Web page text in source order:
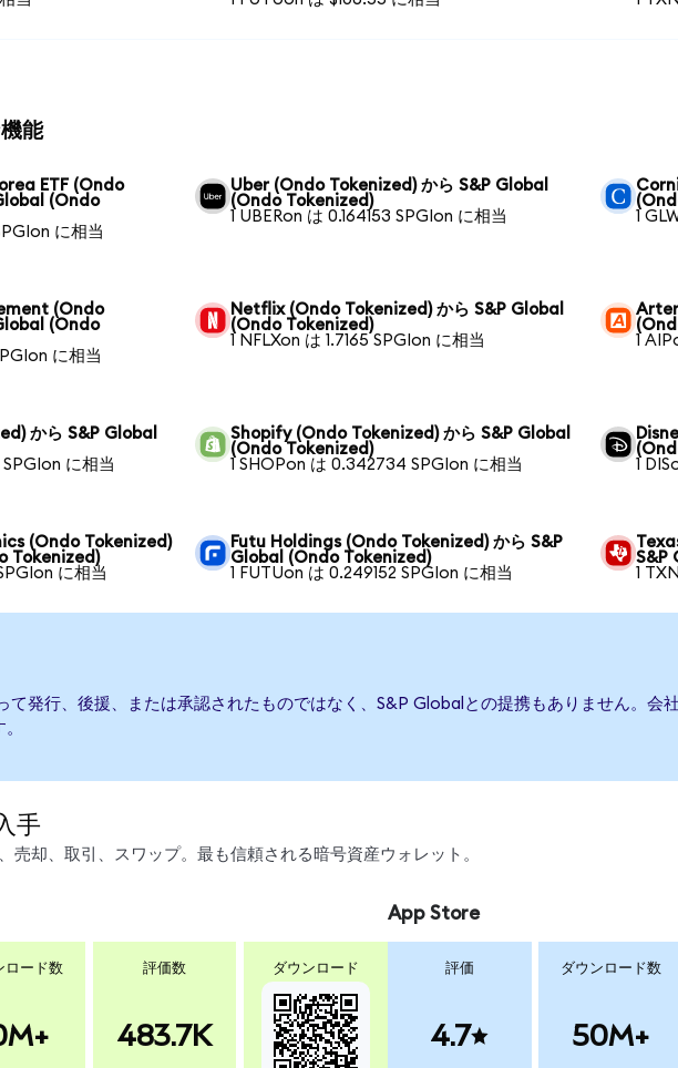
能
ETF (Ondo
(Ondo
に相当
Uber (Ondo Tokenized) から S&P Global
(Ondo Tokenized)
1 UBERon は 0.164153 SPGIon に相当
1
(Ondo
(Ondo
に相当
Netflix (Ondo Tokenized) から S&P Global
(Ondo Tokenized)
1 NFLXon は 1.7165 SPGIon に相当
1
から S&P Global
に相当
Shopify (Ondo Tokenized) から S&P Global
(Ondo Tokenized)
1 SHOPon は 0.342734 SPGIon に相当
1
(Ondo Tokenized)
Tokenized)
に相当
Futu Holdings (Ondo Tokenized) から S&P
Global (Ondo Tokenized)
1 FUTUon は 0.249152 SPGIon に相当
S&P
1
て発行、後援、または承認されたものではなく、S&P Globalとの提携もありません。会
手
売却、取引、スワップ。最も信頼される暗号資産ウォレット。
ロード数 評価数
483.7K
ダウンロード
App Store
評価
4.7
ダウンロード数
50M+